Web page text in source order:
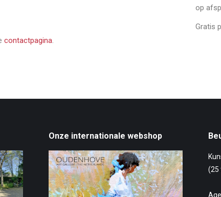
contactpagina.
op
Gratis
Onze internationale webshop
(25